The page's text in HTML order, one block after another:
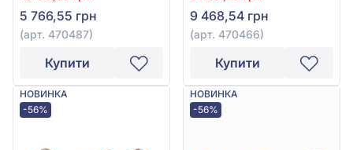
5 766,55 грн
(арт. 470487)
Купити
9 468,54 грн
(арт. 470466)
Купити
НОВИНКА
-56%
НОВИНКА
-56%